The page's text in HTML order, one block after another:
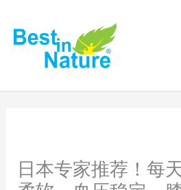
content
日本专家推荐！每